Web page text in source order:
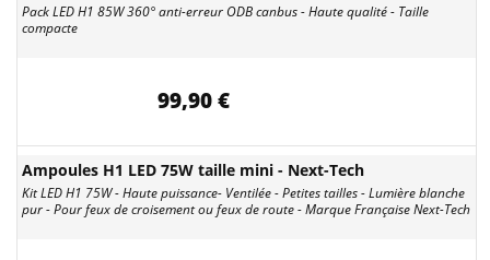
Pack LED H1 85W 360° anti-erreur ODB canbus - Haute qualité - Taille
compacte
99,90 €
Ampoules H1 LED 75W taille mini - Next-Tech
Kit LED H1 75W - Haute puissance- Ventilée - Petites tailles - Lumière blanche
pur - Pour feux de croisement ou feux de route - Marque Française Next-Tech